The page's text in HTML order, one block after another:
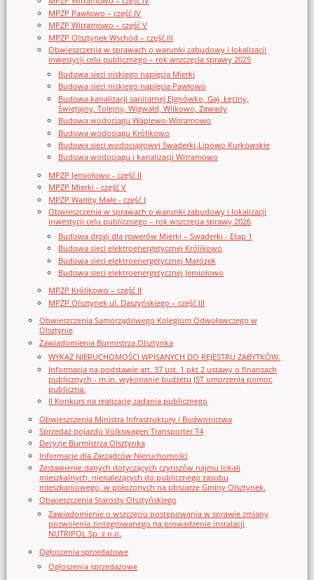
MPZP Pawłowo – część IV
MPZP Witramowo – część V
MPZP Olsztynek Wschód – część III
Obwieszczenia w sprawach o warunki zabudowy i lokalizacji
inwestycji celu publicznego – rok wszczęcia sprawy 2025
Budowa sieci niskiego napięcia Mierki
Budowa sieci niskiego napięcia Pawłowo
Budowa kanalizacji sanitarnej Elgnówko, Gaj, Łęciny,
Świętajny, Tolejny, Wigwałd, Wilkowo, Zawady
Budowa wodociągu Waplewo-Witramowo
Budowa wodociągu Królikowo
Budowa sieci wodociągowej Swaderki-Lipowo Kurkowskie
Budowa wodociągu i kanalizacji Witramowo
MPZP Jemiołowo - część II
MPZP Mierki - część V
MPZP Warlity Małe - część I
Obwieszczenia w sprawach o warunki zabudowy i lokalizacji
inwestycji celu publicznego – rok wszczęcia sprawy 2026
Budowa drogi dla rowerów Mierki – Swaderki - Etap 1
Budowa sieci elektroenergetycznej Królikowo
Budowa sieci elektroenergetycznej Marózek
Budowa sieci elektroenergetycznej Jemiołowo
MPZP Królikowo – część II
MPZP Olsztynek ul. Daszyńskiego – część III
Obwieszczenia Samorządowego Kolegium Odwoławczego w
Olsztynie
Zawiadomienia Burmistrza Olsztynka
WYKAZ NIERUCHOMOŚCI WPISANYCH DO REJESTRU ZABYTKÓW.
Informacja na podstawie art. 37 ust. 1 pkt 2 ustawy o finansach
publicznych - m.in. wykonanie budżetu JST umorzenia pomoc
publiczna.
II Konkurs na realizację zadania publicznego
Obwieszczenia Ministra Infrastruktury i Budwonictwa
Sprzedaż pojazdu Volkswagen Transporter T4
Decyzje Burmistrza Olsztynka
Informacje dla Zarządców Nieruchomości
Zestawienie danych dotyczących czynszów najmu lokali
mieszkalnych, nienależących do publicznego zasobu
mieszkaniowego, w położonych na obszarze Gminy Olsztynek.
Obwieszczenia Starosty Olsztyńskiego
Zawiadomienie o wszczęciu postępowania w sprawie zmiany
pozwolenia zintegrowanego na prowadzenie instalacji
NUTRIPOL Sp. z o.o.
Ogłoszenia sprzedażowe
Ogłoszenia sprzedażowe